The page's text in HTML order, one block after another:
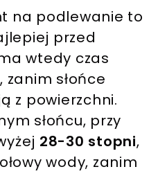
na podlewanie to
przed
wtedy czas
słońce
z powierzchni.
słońcu, przy
28-30 stopni,
wody, zanim